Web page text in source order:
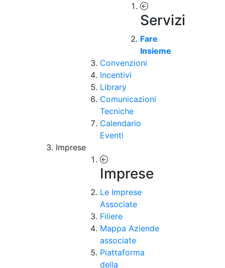
Servizi
Fare
Insieme
Convenzioni
Incentivi
Library
Comunicazioni
Tecniche
Calendario
Eventi
Imprese
Imprese
Le Imprese
Associate
Filiere
Mappa Aziende
associate
Piattaforma
della